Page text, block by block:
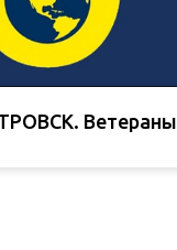
Ветераны